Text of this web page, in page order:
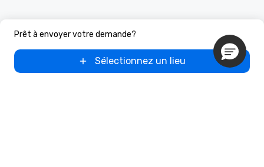
Prêt à envoyer votre demande?
Sélectionnez un lieu